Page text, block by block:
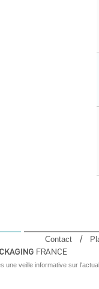
une veille informative sur
Contact